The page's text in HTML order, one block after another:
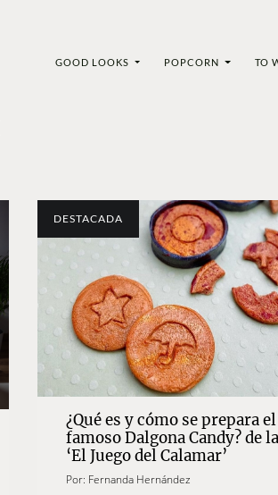
GOOD LOOKS POPCORN TO
DESTACADA
¿Qué es y cómo se prepara el
famoso Dalgona Candy? de
‘El Juego del Calamar’
Por: Fernanda Hernández